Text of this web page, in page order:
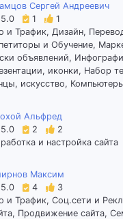
Сергей Андреевич
5.0
1
1
и Трафик, Дизайн,
и Обучение,
объявлений,
иконки, Набор
искусство,
Альфред
5.0
2
2
и настройка сайта
Максим
5.0
4
3
и Трафик, Соц.сети и
Продвижение сайта,